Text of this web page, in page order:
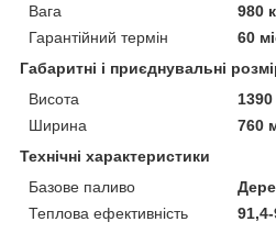
Вага
980
Гарантійний термін
60
Габаритні і приєднувальні
Висота
Ширина
760
Технічні характеристики
Базове паливо
Теплова ефективність